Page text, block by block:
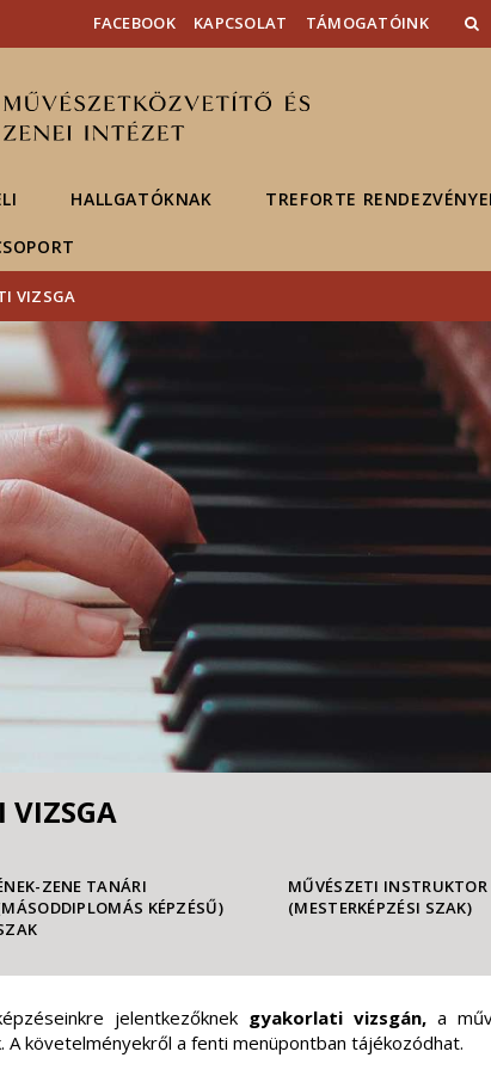
FACEBOOK KAPCSOLAT TÁMOGATÓINK
HALLGATÓKNAK TREFORTE
VIZSGA
VIZSGA
ZENE TANÁRI
KÉPZÉSŰ)
MŰVÉSZETI INSTRUKTOR
(MESTERKÉPZÉSI SZAK)
jelentkezőknek gyakorlati vizsgán, a
A követelményekről a fenti menüpontban tájékozódhat.